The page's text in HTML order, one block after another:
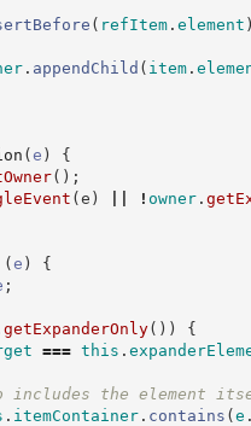
( refItem. element
. appendChild ( item.
(e )
{
( ) ;
(e ) ! owner.
(e )
{
;
getExpanderOnly( ) )
{
=== this .
includes the element
. itemContainer. contains (e